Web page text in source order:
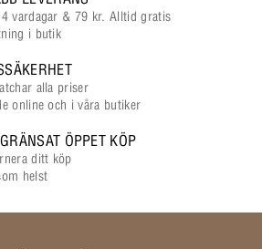
4 vardagar & 79 kr. Alltid gratis
i butik
alla priser
online och i våra butiker
ÖPPET KÖP
ditt köp
helst